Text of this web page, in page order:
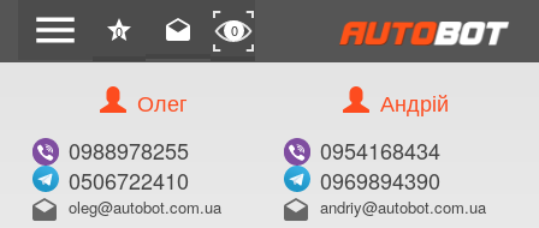
menu star
0 drafts 0
Олег
0988978255
0506722410
drafts oleg@autobot.com.ua
Андрій
0954168434
0969894390
drafts andriy@autobot.com.ua